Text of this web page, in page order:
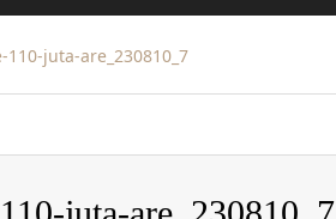
110-juta-are_230810_7